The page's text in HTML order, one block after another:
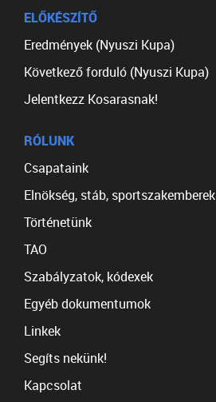
ELŐKÉSZÍTŐ
Eredmények (Nyuszi Kupa)
Következő forduló (Nyuszi Kupa)
Jelentkezz Kosarasnak!
RÓLUNK
Csapataink
Elnökség, stáb, sportszakemberek
Történetünk
TAO
Szabályzatok, kódexek
Egyéb dokumentumok
Linkek
Segíts nekünk!
Kapcsolat